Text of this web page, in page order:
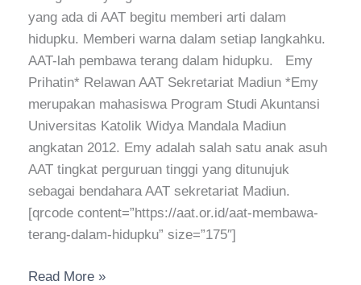
yang ada di AAT begitu memberi arti dalam
hidupku. Memberi warna dalam setiap langkahku.
AAT-lah pembawa terang dalam hidupku. Emy
Prihatin* Relawan AAT Sekretariat Madiun *Emy
merupakan mahasiswa Program Studi Akuntansi
Universitas Katolik Widya Mandala Madiun
angkatan 2012. Emy adalah salah satu anak asuh
AAT tingkat perguruan tinggi yang ditunujuk
sebagai bendahara AAT sekretariat Madiun.
[qrcode content=”https://aat.or.id/aat-membawa-
terang-dalam-hidupku” size=”175″]
Read More »